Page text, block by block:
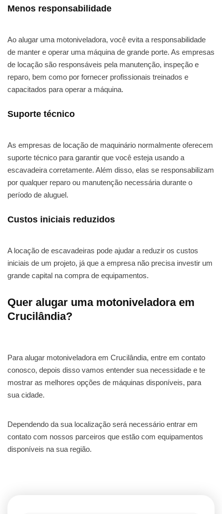
Menos responsabilidade
Ao alugar uma motoniveladora, você evita a responsabilidade
de manter e operar uma máquina de grande porte. As empresas
de locação são responsáveis pela manutenção, inspeção e
reparo, bem como por fornecer profissionais treinados e
capacitados para operar a máquina.
Suporte técnico
As empresas de locação de maquinário normalmente oferecem
suporte técnico para garantir que você esteja usando a
escavadeira corretamente. Além disso, elas se responsabilizam
por qualquer reparo ou manutenção necessária durante o
período de aluguel.
Custos iniciais reduzidos
A locação de escavadeiras pode ajudar a reduzir os custos
iniciais de um projeto, já que a empresa não precisa investir um
grande capital na compra de equipamentos.
Quer alugar uma motoniveladora em
Crucilândia?
Para alugar motoniveladora em Crucilândia, entre em contato
conosco, depois disso vamos entender sua necessidade e te
mostrar as melhores opções de máquinas disponíveis, para
sua cidade.
Dependendo da sua localização será necessário entrar em
contato com nossos parceiros que estão com equipamentos
disponíveis na sua região.